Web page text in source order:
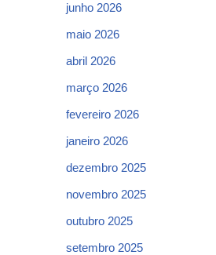
junho 2026
maio 2026
abril 2026
março 2026
fevereiro 2026
janeiro 2026
dezembro 2025
novembro 2025
outubro 2025
setembro 2025